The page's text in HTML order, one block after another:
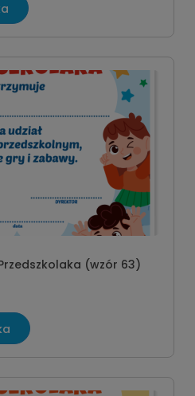
(wzór 63)